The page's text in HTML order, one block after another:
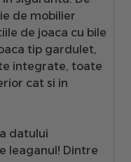
de mobilier
de joaca cu bile
tip gardulet,
integrate, toate
cat si in
datului
leaganul! Dintre